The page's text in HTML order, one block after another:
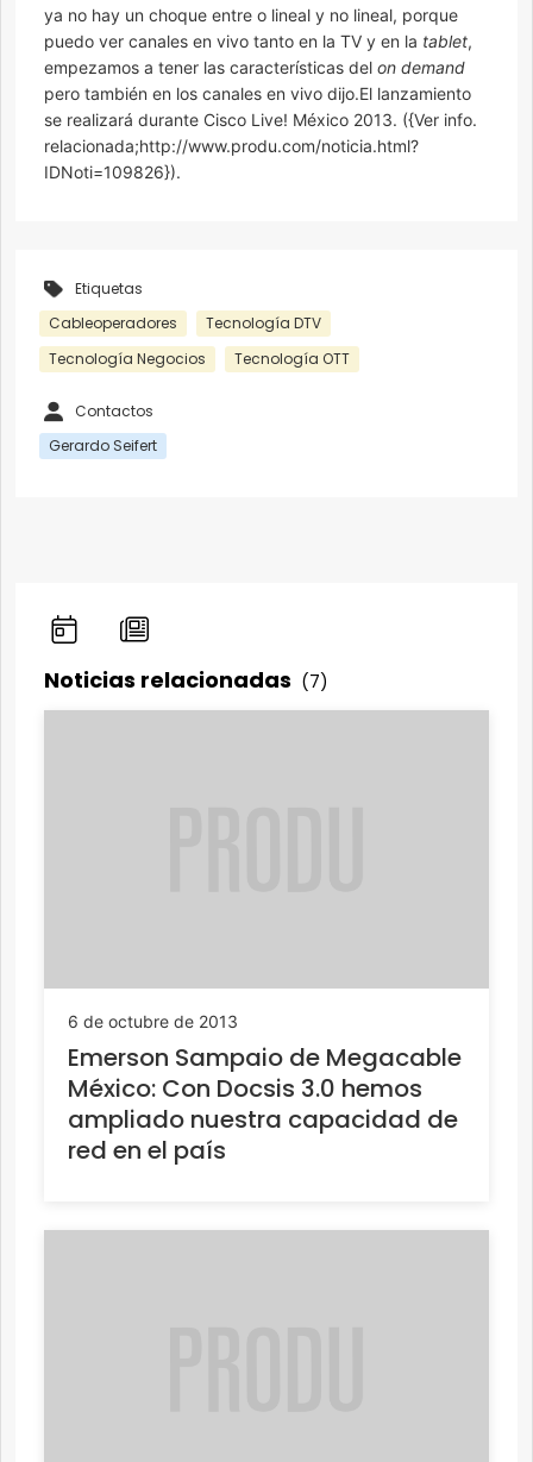
ya no hay un choque entre o lineal y no lineal, porque
puedo ver canales en vivo tanto en la TV y en la tablet,
empezamos a tener las características del on demand
pero también en los canales en vivo dijo.El lanzamiento
se realizará durante Cisco Live! México 2013. ({Ver info.
relacionada;http://www.produ.com/noticia.html?
IDNoti=109826}).
Etiquetas
Cableoperadores
Tecnología DTV
Tecnología Negocios
Tecnología OTT
Contactos
Gerardo Seifert
Noticias relacionadas (7)
6 de octubre de 2013
Emerson Sampaio de Megacable
México: Con Docsis 3.0 hemos
ampliado nuestra capacidad de
red en el país